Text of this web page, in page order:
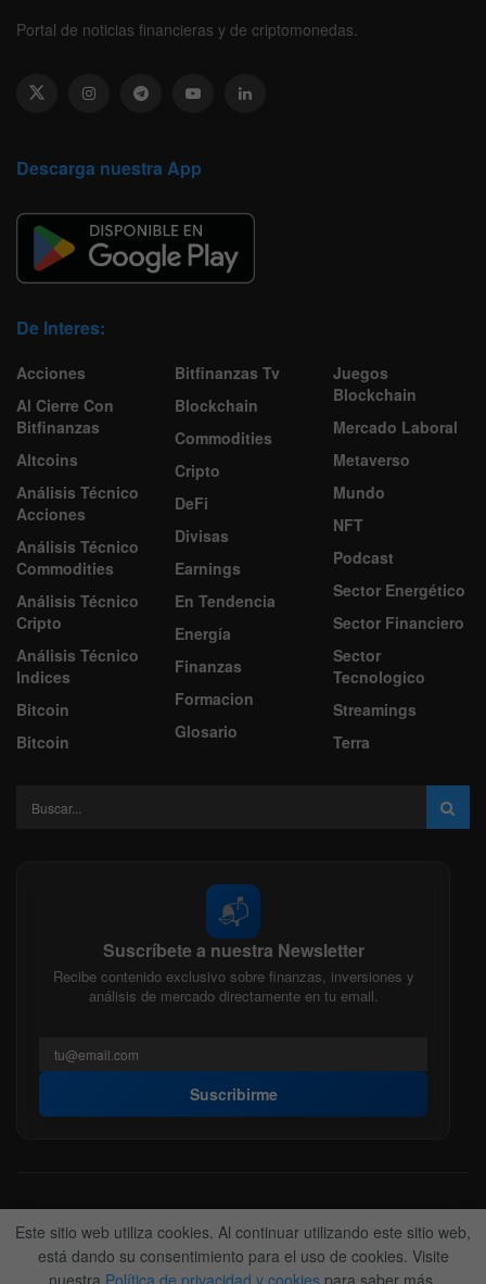
Portal de noticias financieras y de criptomonedas.
Descarga nuestra App
De Interes:
Acciones
Al Cierre Con
Bitfinanzas
Altcoins
Análisis Técnico
Acciones
Análisis Técnico
Commodities
Análisis Técnico
Cripto
Análisis Técnico
Indices
Bitcoin
Bitcoin
Bitfinanzas Tv
Blockchain
Commodities
Cripto
DeFi
Divisas
Earnings
En Tendencia
Energía
Finanzas
Formacion
Glosario
Juegos
Blockchain
Mercado Laboral
Metaverso
Mundo
NFT
Podcast
Sector Energético
Sector Financiero
Sector
Tecnologico
Streamings
Terra
📬
Suscríbete a nuestra Newsletter
Recibe contenido exclusivo sobre finanzas, inversiones y
análisis de mercado directamente en tu email.
Suscribirme
Acerca de nosotros Politica Editorial
Nuestro Equipo
Contactanos
Anunciate
Este sitio web utiliza cookies. Al continuar utilizando este sitio web,
está dando su consentimiento para el uso de cookies. Visite
nuestra Política de privacidad y cookies para saber más.